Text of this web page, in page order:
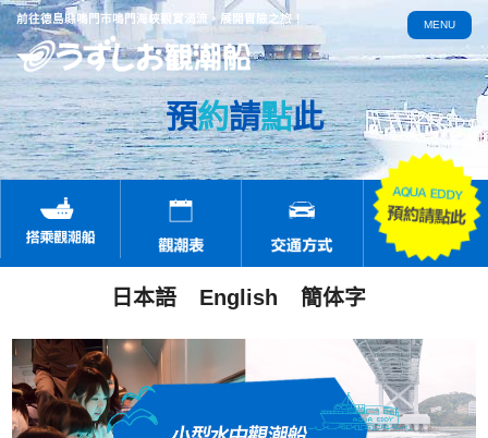
前往德島縣鳴門市鳴門海峽觀賞渦流，展開冒險之旅！
日本語 English 簡体字
MENU
預約請點此